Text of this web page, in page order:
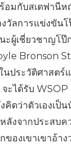
อมกับสเตฟานี
วัลการแข่งขัน
ะผู้เชี่ยวชาญโป๊
Bronson
ประวัติศาสตร์
ได้รับ WSOP
ดว่าตัวเองเป็
ลังจากประสบค
องเขาเขาอ้าง